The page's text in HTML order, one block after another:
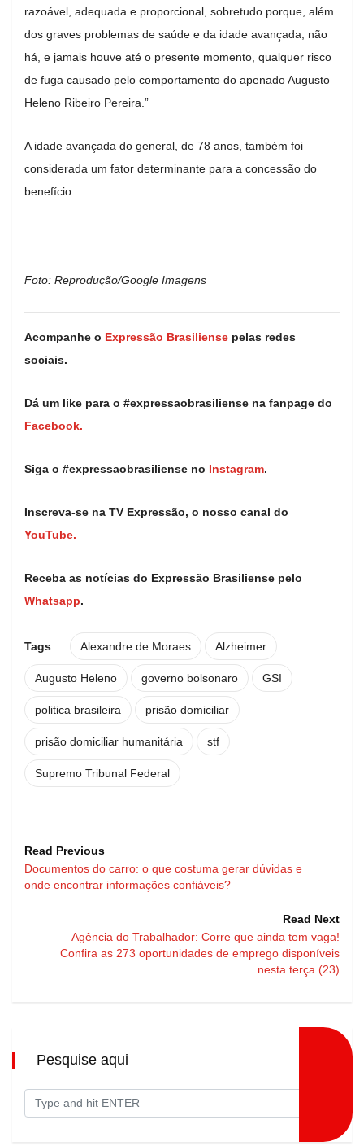
razoável, adequada e proporcional, sobretudo porque, além
dos graves problemas de saúde e da idade avançada, não
há, e jamais houve até o presente momento, qualquer risco
de fuga causado pelo comportamento do apenado Augusto
Heleno Ribeiro Pereira.”
A idade avançada do general, de 78 anos, também foi
considerada um fator determinante para a concessão do
benefício.
Foto: Reprodução/Google Imagens
Acompanhe o Expressão Brasiliense pelas redes
sociais.
Dá um like para o #expressaobrasiliense na fanpage do
Facebook.
Siga o #expressaobrasiliense no Instagram.
Inscreva-se na TV Expressão, o nosso canal do
YouTube.
Receba as notícias do Expressão Brasiliense pelo
Whatsapp.
Tags : Alexandre de Moraes Alzheimer
Augusto Heleno governo bolsonaro GSI
politica brasileira prisão domiciliar
prisão domiciliar humanitária stf
Supremo Tribunal Federal
Read Previous
Documentos do carro: o que costuma gerar dúvidas e
onde encontrar informações confiáveis?
Read Next
Agência do Trabalhador: Corre que ainda tem vaga!
Confira as 273 oportunidades de emprego disponíveis
nesta terça (23)
Pesquise aqui